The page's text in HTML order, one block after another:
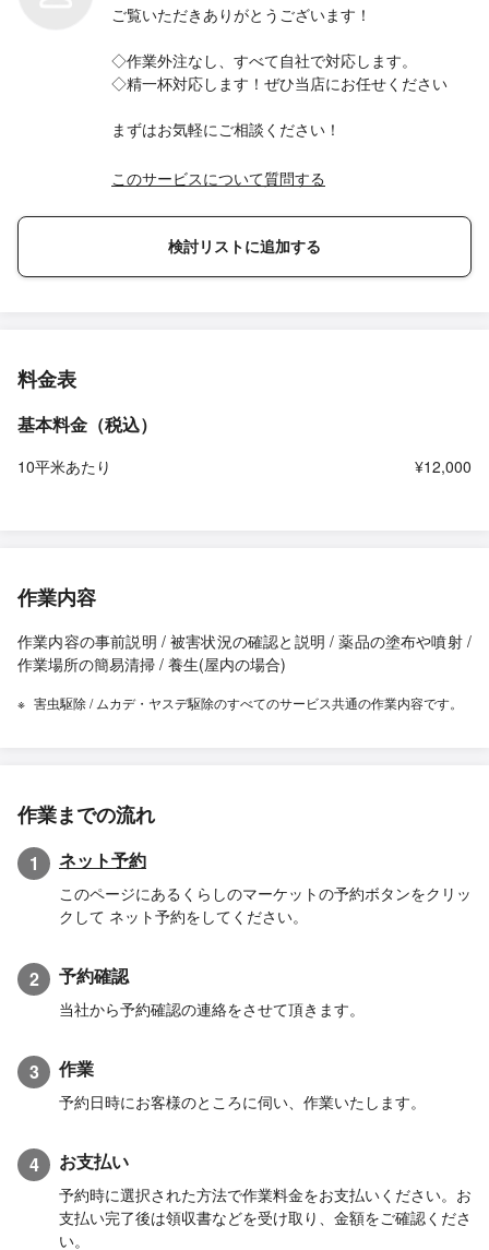
ご覧いただきありがとうございます！
◇作業外注なし、すべて自社で対応します。
◇精一杯対応します！ぜひ当店にお任せください
まずはお気軽にご相談ください！
このサービスについて質問する
検討リストに追加する
料金表
基本料金（税込）
10平米あたり ¥12,000
作業内容
作業内容の事前説明 / 被害状況の確認と説明 / 薬品の塗布や噴射 /
作業場所の簡易清掃 / 養生(屋内の場合)
害虫駆除 / ムカデ・ヤスデ駆除のすべてのサービス共通の作業内容です。
作業までの流れ
1 ネット予約
このページにあるくらしのマーケットの予約ボタンをクリッ
クして ネット予約をしてください。
2 予約確認
当社から予約確認の連絡をさせて頂きます。
3 作業
予約日時にお客様のところに伺い、作業いたします。
4 お支払い
予約時に選択された方法で作業料金をお支払いください。お
支払い完了後は領収書などを受け取り、金額をご確認くださ
い。